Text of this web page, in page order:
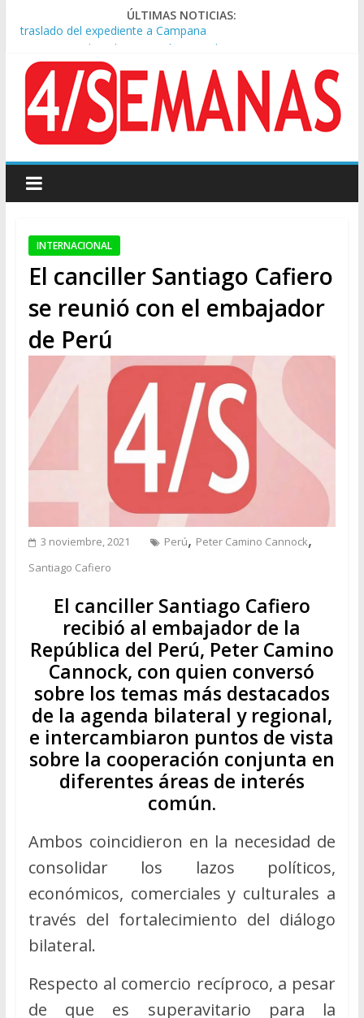
ÚLTIMAS NOTICIAS:
A pocas cuadras de La Bombonera chocaron un tren y un
Día de San Cayetano: masiva marcha a Plaza de Mayo de
sindicatos y organizaciones sociales
Pesar por la muerte de Leandro Rud, histórico representante
y conductor de TV
Tras la aprobación de la ley de propiedad privada, Bullrich
Causa AFA: el juez Amarante calificó de “ficción judicial” el
traslado del expediente a Campana
INTERNACIONAL
El canciller Santiago Cafiero
se reunió con el embajador
de Perú
3 noviembre, 2021 Perú, Peter Camino Cannock,
Santiago Cafiero
El canciller Santiago Cafiero
recibió al embajador de la
República del Perú, Peter Camino
Cannock, con quien conversó
sobre los temas más destacados
de la agenda bilateral y regional,
e intercambiaron puntos de vista
sobre la cooperación conjunta en
diferentes áreas de interés
común.
Ambos coincidieron en la necesidad de
consolidar los lazos políticos,
económicos, comerciales y culturales a
través del fortalecimiento del diálogo
bilateral.
Respecto al comercio recíproco, a pesar
de que es superavitario para la